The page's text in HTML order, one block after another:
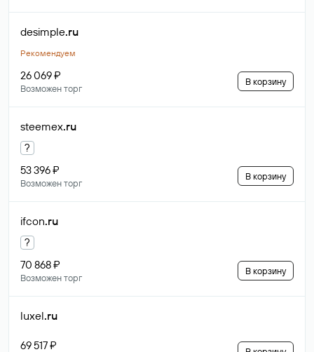
desimple.ru
Рекомендуем
26 069 ₽
Возможен торг
В корзину
steemex.ru
?
53 396 ₽
Возможен торг
В корзину
ifcon.ru
?
70 868 ₽
Возможен торг
В корзину
luxel.ru
69 517 ₽